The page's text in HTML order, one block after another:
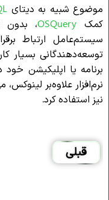
موضوع شبیه به دیتای
کمک OSQuery، بدون
سیستم‌عامل ارتباط
توسعه‌دهندگانی بسیار
برنامه یا اپلیکیشن
نرم‌افزار علاوه‌بر
نیز استفاده کرد.
قبلی